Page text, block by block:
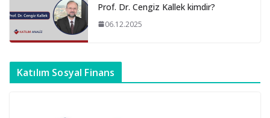
Prof. Dr. Cengiz Kallek kimdir?
06.12.2025
Katılım Sosyal Finans